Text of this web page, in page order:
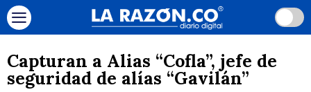
Capturan a Alias “Cofla”, jefe de
seguridad de alías “Gavilán”